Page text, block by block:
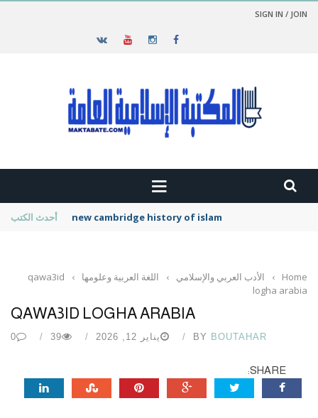
SIGN IN / JOIN
أحدث الكتب new cambridge history of islam
Home
› الأدب العربي والإسلامي › اللغة العربية وعلومها ›
qawa3id
logha arabia
QAWA3ID LOGHA ARABIA
BY BOUTAHAR يناير 12, 2026 39
0
SHARE: